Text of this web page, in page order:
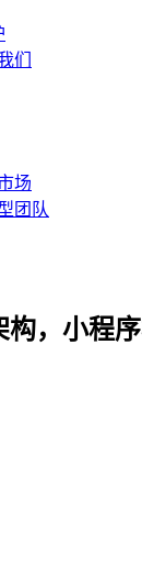
们
场
团队
，小程